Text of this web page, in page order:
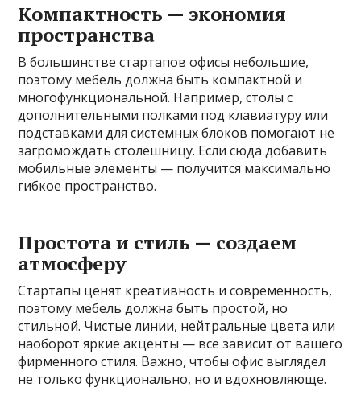
Компактность — экономия
пространства
В большинстве стартапов офисы небольшие,
поэтому мебель должна быть компактной и
многофункциональной. Например, столы с
дополнительными полками под клавиатуру или
подставками для системных блоков помогают не
загромождать столешницу. Если сюда добавить
мобильные элементы — получится максимально
гибкое пространство.
Простота и стиль — создаем
атмосферу
Стартапы ценят креативность и современность,
поэтому мебель должна быть простой, но
стильной. Чистые линии, нейтральные цвета или
наоборот яркие акценты — все зависит от вашего
фирменного стиля. Важно, чтобы офис выглядел
не только функционально, но и вдохновляюще.